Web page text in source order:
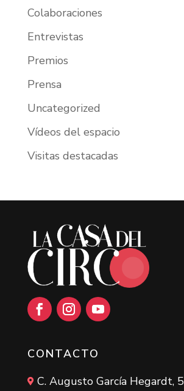
Colaboraciones
Entrevistas
Premios
Prensa
Uncategorized
Vídeos del espacio
Visitas destacadas
CONTACTO
 C. Augusto García Hegardt, 5